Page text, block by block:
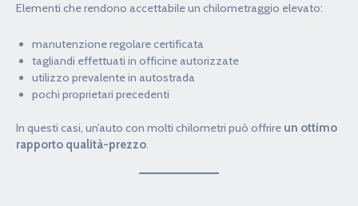
Elementi che rendono accettabile un chilometraggio elevato:
manutenzione regolare certificata
tagliandi effettuati in officine autorizzate
utilizzo prevalente in autostrada
pochi proprietari precedenti
In questi casi, un’auto con molti chilometri può offrire un ottimo
rapporto qualità-prezzo.